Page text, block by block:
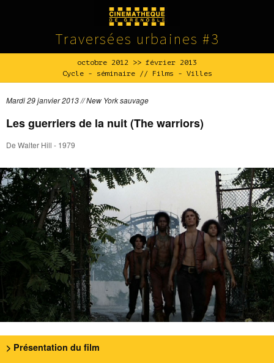
Traversées urbaines #3
octobre 2012 >> février 2013
Cycle - séminaire // Films - Villes
Mardi 29 janvier 2013 // New York sauvage
Les guerriers de la nuit (The warriors)
De Walter Hill - 1979
> Présentation du film